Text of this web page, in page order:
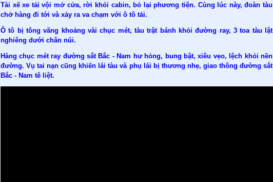
Tài xế xe tải vội mở cửa, rời khỏi cabin, bỏ lại phương tiện. Cùng lúc này, đoàn tàu
chở hàng đi tới và xảy ra va chạm với ô tô tải.
Ô tô bị tông văng khoảng vài chục mét, tàu trật bánh khỏi đường ray, 3 toa tàu lật
nghiêng dưới chân núi.
Hàng chục mét ray đường sắt Bắc - Nam hư hỏng, bung bật, xiêu vẹo, lệch khỏi nền
đường. Vụ tai nạn cũng khiến lái tàu và phụ lái bị thương nhẹ, giao thông đường sắt
Bắc - Nam tê liệt.